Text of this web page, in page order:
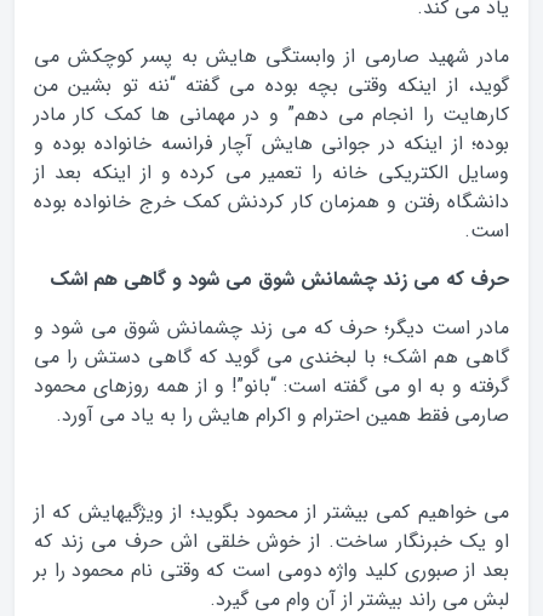
یاد می کند.
مادر شهید صارمی از وابستگی هایش به پسر کوچکش می
گوید، از اینکه وقتی بچه بوده می گفته “ننه تو بشین من
کارهایت را انجام می دهم” و در مهمانی ها کمک کار مادر
بوده؛ از اینکه در جوانی هایش آچار فرانسه خانواده بوده و
وسایل الکتریکی خانه را تعمیر می کرده و از اینکه بعد از
دانشگاه رفتن و همزمان کار کردنش کمک خرج خانواده بوده
است.
حرف که می زند چشمانش شوق می شود و گاهی هم اشک
مادر است دیگر؛ حرف که می زند چشمانش شوق می شود و
گاهی هم اشک؛ با لبخندی می گوید که گاهی دستش را می
گرفته و به او می گفته است: “بانو”! و از همه روزهای محمود
صارمی فقط همین احترام و اکرام هایش را به یاد می آورد.
می خواهیم کمی بیشتر از محمود بگوید؛ از ویژگیهایش که از
او یک خبرنگار ساخت. از خوش خلقی اش حرف می زند که
بعد از صبوری کلید واژه دومی است که وقتی نام محمود را بر
لبش می راند بیشتر از آن وام می گیرد.